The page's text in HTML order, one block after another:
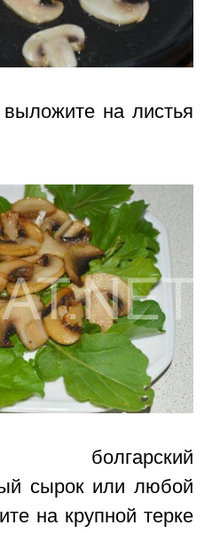
на листья
болгарский
сырок или любой
на крупной терке